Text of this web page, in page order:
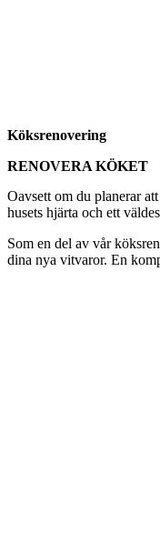
Köksrenovering
RENOVERA KÖKET
Oavsett om du planerar
husets hjärta och ett
Som en del av vår
dina nya vitvaror. En